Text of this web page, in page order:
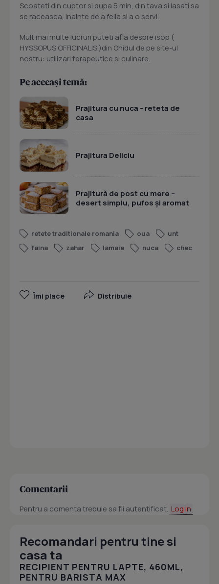
Scoateti din cuptor si dupa 5 min, din tava si lasati sa
se raceasca, inainte de a felia si a o servi.
Mult mai multe lucruri puteti afla despre isop (
HYSSOPUS OFFICINALIS )din Ghidul de pe site-ul
nostru: utilizari terapeutice si culinare.
Pe aceeași temă:
Prajitura cu nuca - reteta de
casa
Prajitura Deliciu
Prajitură de post cu mere –
desert simplu, pufos și aromat
retete traditionale romania oua
unt
faina
zahar lamaie nuca chec
Îmi place Distribuie
Comentarii
Pentru a comenta trebuie sa fii autentificat. Log in
Recomandari pentru tine si
casa ta
RECIPIENT PENTRU LAPTE, 460ML,
PENTRU BARISTA MAX